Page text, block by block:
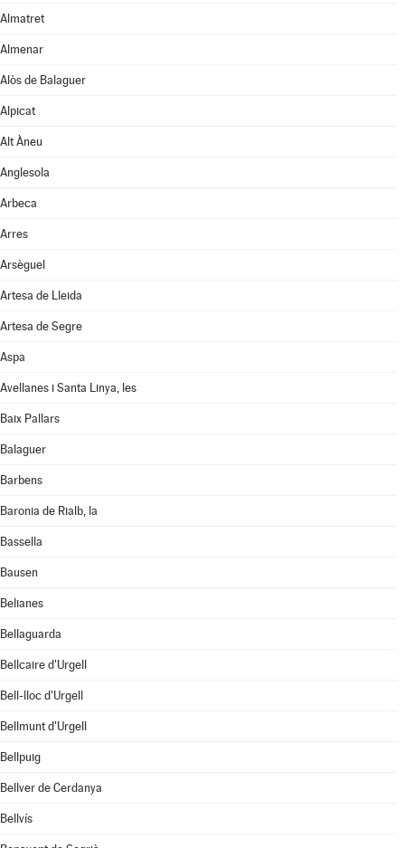
Almatret
Almenar
Alòs de Balaguer
Alpicat
Alt Àneu
Anglesola
Arbeca
Arres
Arsèguel
Artesa de Lleida
Artesa de Segre
Aspa
Avellanes i Santa Linya, les
Baix Pallars
Balaguer
Barbens
Baronia de Rialb, la
Bassella
Bausen
Belianes
Bellaguarda
Bellcaire d'Urgell
Bell-lloc d'Urgell
Bellmunt d'Urgell
Bellpuig
Bellver de Cerdanya
Bellvís